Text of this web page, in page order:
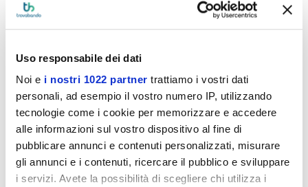
Uso responsabile dei dati
Noi e i nostri 1022 partner trattiamo i vostri dati
personali, ad esempio il vostro numero IP, utilizzando
tecnologie come i cookie per memorizzare e accedere
alle informazioni sul vostro dispositivo al fine di
pubblicare annunci e contenuti personalizzati, misurare
gli annunci e i contenuti, ricercare il pubblico e sviluppare
i servizi. Avete la possibilità di scegliere chi utilizza i
un’imprenditrice, la
è una risorsa da
nazionali e regionali, che consentono a startupper e aspiranti
nella mischia con la propria attività.
Abbiamo già parlato delleagevolazioni per startup innovative
ma… per chi non rientra in questa categoria?
Anche per chi vuole avviare un’attività “non innovativa”, o che
non può rientrare nella definizione di startup innovativa, ci sono
comunque molte opportunità agevolative da poter sfruttare!